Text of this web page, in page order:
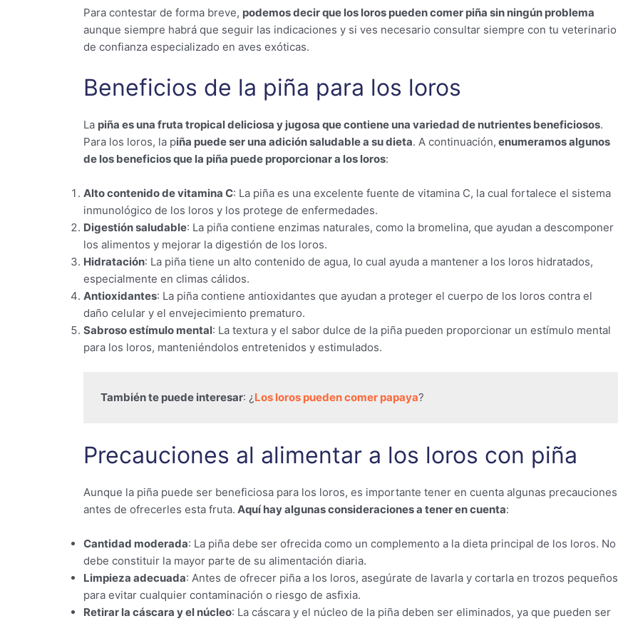
Para contestar de forma breve, podemos decir que los loros pueden comer piña sin ningún problema
aunque siempre habrá que seguir las indicaciones y si ves necesario consultar siempre con tu veterinario
de confianza especializado en aves exóticas.
Beneficios de la piña para los loros
La piña es una fruta tropical deliciosa y jugosa que contiene una variedad de nutrientes beneficiosos.
Para los loros, la piña puede ser una adición saludable a su dieta. A continuación, enumeramos algunos
de los beneficios que la piña puede proporcionar a los loros:
Alto contenido de vitamina C: La piña es una excelente fuente de vitamina C, la cual fortalece el sistema
inmunológico de los loros y los protege de enfermedades.
Digestión saludable: La piña contiene enzimas naturales, como la bromelina, que ayudan a descomponer
los alimentos y mejorar la digestión de los loros.
Hidratación: La piña tiene un alto contenido de agua, lo cual ayuda a mantener a los loros hidratados,
especialmente en climas cálidos.
Antioxidantes: La piña contiene antioxidantes que ayudan a proteger el cuerpo de los loros contra el
daño celular y el envejecimiento prematuro.
Sabroso estímulo mental: La textura y el sabor dulce de la piña pueden proporcionar un estímulo mental
para los loros, manteniéndolos entretenidos y estimulados.
También te puede interesar: ¿ Los loros pueden comer papaya?
Precauciones al alimentar a los loros con piña
Aunque la piña puede ser beneficiosa para los loros, es importante tener en cuenta algunas precauciones
antes de ofrecerles esta fruta. Aquí hay algunas consideraciones a tener en cuenta:
Cantidad moderada: La piña debe ser ofrecida como un complemento a la dieta principal de los loros. No
debe constituir la mayor parte de su alimentación diaria.
Limpieza adecuada: Antes de ofrecer piña a los loros, asegúrate de lavarla y cortarla en trozos pequeños
para evitar cualquier contaminación o riesgo de asfixia.
Retirar la cáscara y el núcleo: La cáscara y el núcleo de la piña deben ser eliminados, ya que pueden ser